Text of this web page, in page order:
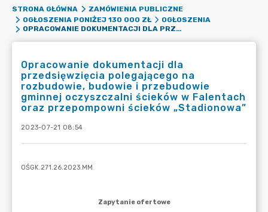
STRONA GŁÓWNA
ZAMÓWIENIA PUBLICZNE
OGŁOSZENIA PONIŻEJ 130 000 ZŁ
OGŁOSZENIA
OPRACOWANIE DOKUMENTACJI DLA PRZEDSIĘWZIĘCIA POLEGAJĄCEGO NA ROZBUDOWIE, BUDOWIE I PRZEBUDOWIE GMINNEJ OCZYSZCZALNI ŚCIEKÓW W FALENTACH ORAZ PRZEPOMPOWNI ŚCIEKÓW „STADIONOWA”
Opracowanie dokumentacji dla
przedsięwzięcia polegającego na
rozbudowie, budowie i przebudowie
gminnej oczyszczalni ścieków w Falentach
oraz przepompowni ścieków „Stadionowa”
2023-07-21 08:54